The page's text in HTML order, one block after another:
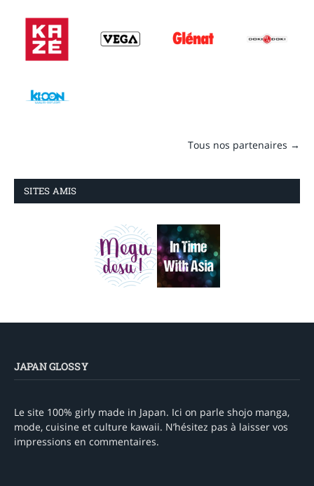
Tous nos partenaires →
SITES AMIS
JAPAN GLOSSY
Le site 100% girly made in Japan. Ici on parle shojo manga,
mode, cuisine et culture kawaii. N’hésitez pas à laisser vos
impressions en commentaires.